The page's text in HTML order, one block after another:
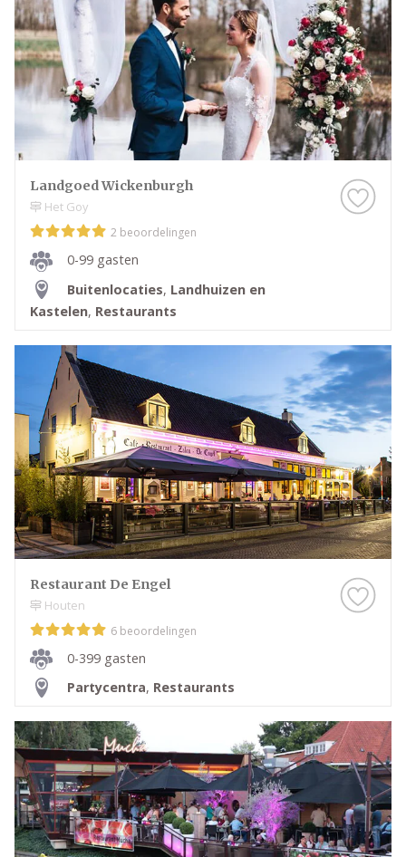
Landgoed Wickenburgh
Het Goy
2 beoordelingen
0-99 gasten
Buitenlocaties, Landhuizen en
Kastelen, Restaurants
Restaurant De Engel
Houten
6 beoordelingen
0-399 gasten
Partycentra, Restaurants